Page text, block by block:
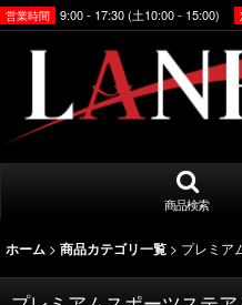
営業時間 9:00 - 17:30 (土10:00 - 15:00)
商品検索
ホーム > 商品カテゴリ一覧 > プレミア